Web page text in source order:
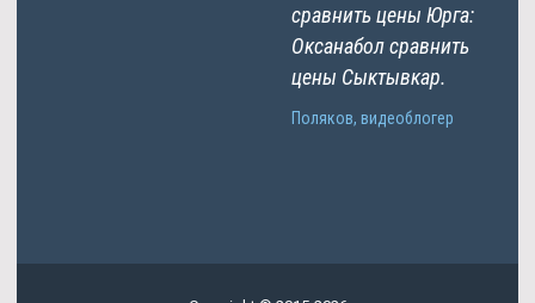
сравнить цены Юрга:
Оксанабол сравнить
цены Сыктывкар.
Поляков, видеоблогер